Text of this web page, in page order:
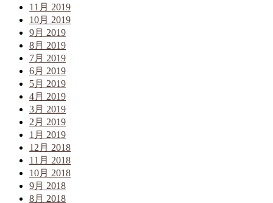
11月 2019
10月 2019
9月 2019
8月 2019
7月 2019
6月 2019
5月 2019
4月 2019
3月 2019
2月 2019
1月 2019
12月 2018
11月 2018
10月 2018
9月 2018
8月 2018